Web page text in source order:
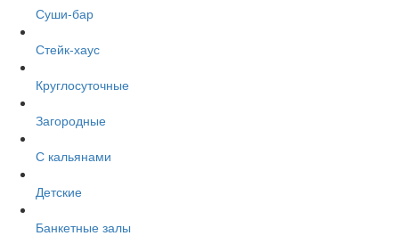
Суши-бар
Стейк-хаус
Круглосуточные
Загородные
С кальянами
Детские
Банкетные залы